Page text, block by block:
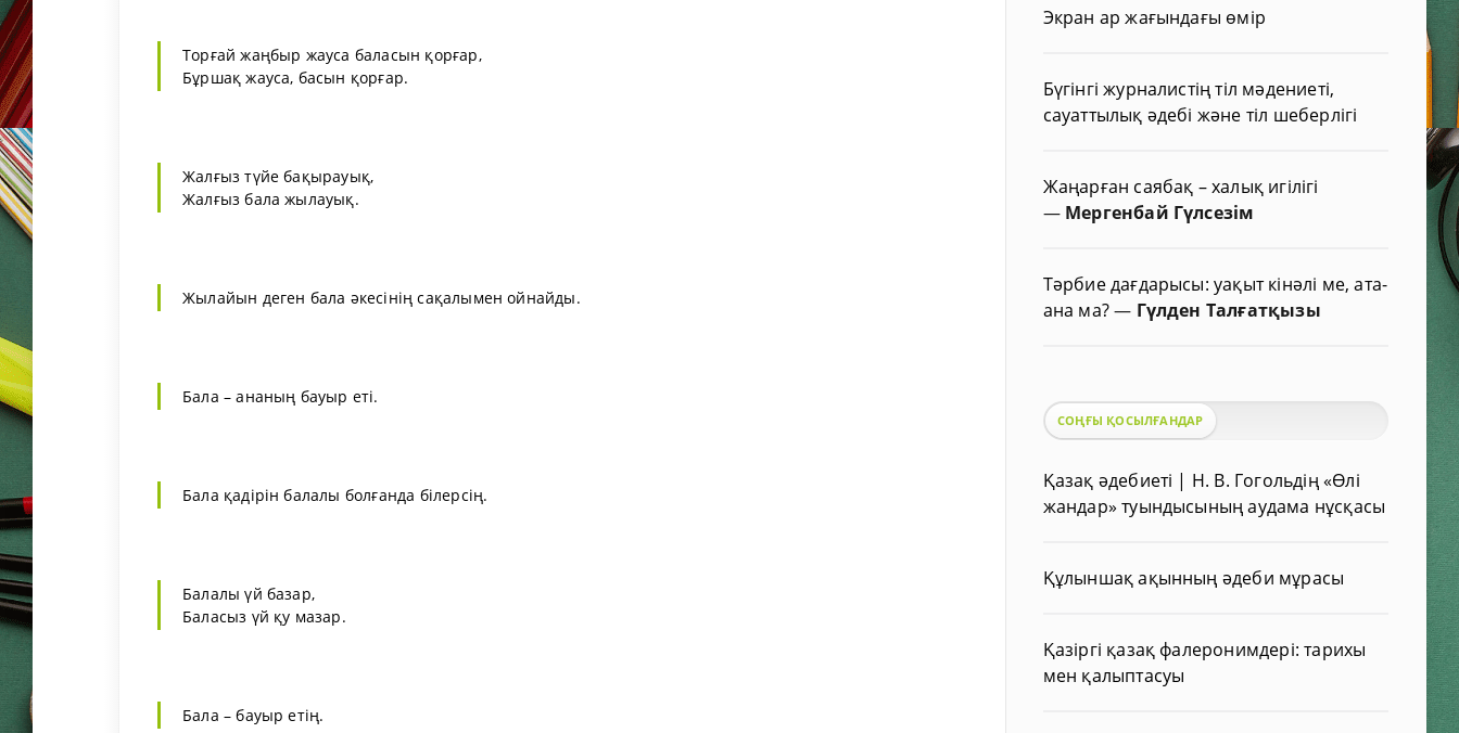
Торғай жаңбыр жауса баласын қорғар,
Бұршақ жауса, басын қорғар.
Жалғыз түйе бақырауық,
Жалғыз бала жылауық.
Жылайын деген бала әкесінің сақалымен ойнайды.
Бала – ананың бауыр еті.
Бала қадірін балалы болғанда білерсің.
Балалы үй базар,
Баласыз үй қу мазар.
Бала – бауыр етің.
Экран ар жағындағы өмір
Бүгінгі журналистің тіл мәдениеті,
сауаттылық әдебі және тіл шеберлігі
Жаңарған саябақ – халық игілігі
— Мергенбай Гүлсезім
Тәрбие дағдарысы: уақыт кінәлі ме, ата-
ана ма?— Гүлден Талғатқызы
СОҢҒЫ ҚОСЫЛҒАНДАР
Қазақ әдебиеті | Н. В. Гогольдің «Өлі
жандар» туындысының аудама нұсқасы
Құлыншақ ақынның әдеби мұрасы
Қазіргі қазақ фалеронимдері: тарихы
мен қалыптасуы